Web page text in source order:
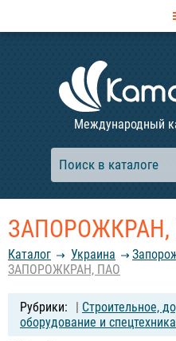
Международный
ЗАПОРОЖКРАН,
Каталог Украина
ЗАПОРОЖКРАН, ПАО
| Строительное,
оборудование и спецтехника